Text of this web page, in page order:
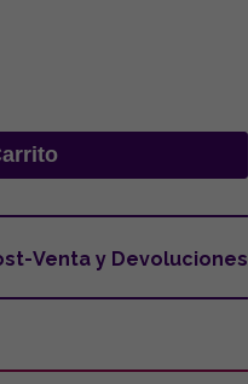
Venta y Devoluciones